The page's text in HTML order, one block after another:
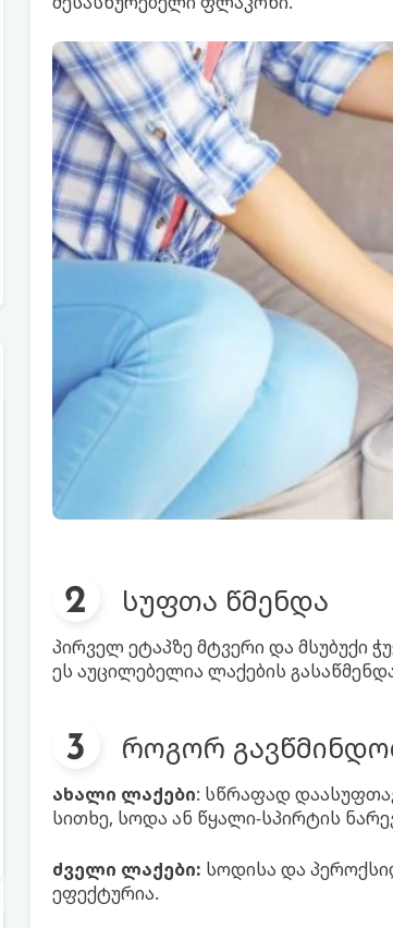
სუფთა წმენდა
პირველ ეტაპზე მტვერი და მსუბუქი
ეს აუცილებელია ლაქების
როგორ
ახალი ლაქები: სწრაფად
სითხე, სოდა ან წყალი-სპირტის
ძველი ლაქები: სოდისა და
ეფექტურია.